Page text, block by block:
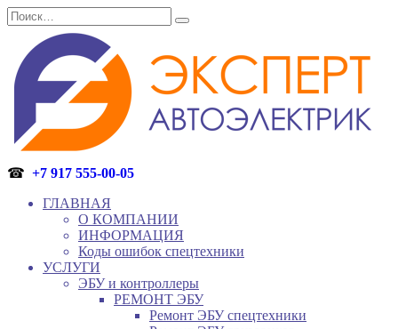
Перейти
к
содержанию
Search
for:
☎ +7 917 555-00-05
ГЛАВНАЯ
О КОМПАНИИ
ИНФОРМАЦИЯ
Коды ошибок спецтехники
УСЛУГИ
ЭБУ и контроллеры
РЕМОНТ ЭБУ
Ремонт ЭБУ спецтехники